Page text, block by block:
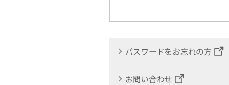
パスワードをお忘れの方
お問い合わせ